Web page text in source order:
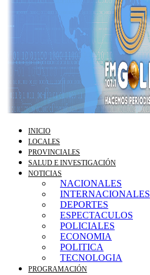
INICIO
LOCALES
PROVINCIALES
SALUD E INVESTIGACIÓN
NOTICIAS
NACIONALES
INTERNACIONALES
DEPORTES
ESPECTACULOS
POLICIALES
ECONOMIA
POLITICA
TECNOLOGIA
PROGRAMACIÓN